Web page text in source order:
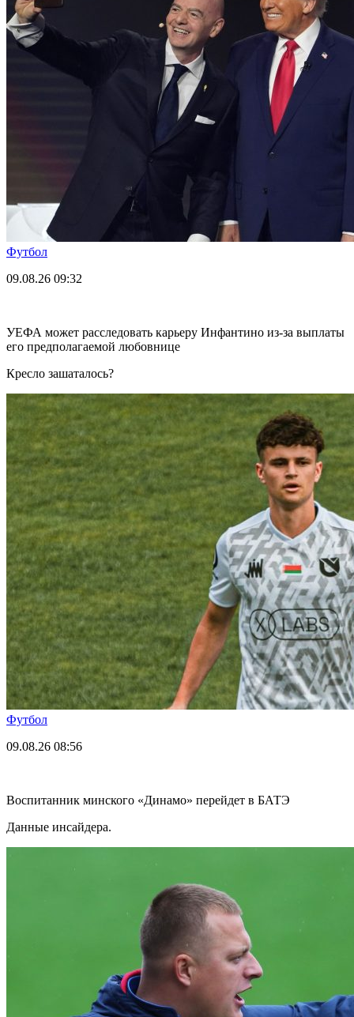
Футбол
09.08.26 09:32
УЕФА может расследовать карьеру Инфантино из-за выплаты
его предполагаемой любовнице
Кресло зашаталось?
Футбол
09.08.26 08:56
Воспитанник минского «Динамо» перейдет в БАТЭ
Данные инсайдера.